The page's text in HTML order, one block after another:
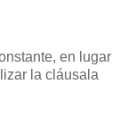
en lugar
la cláusala